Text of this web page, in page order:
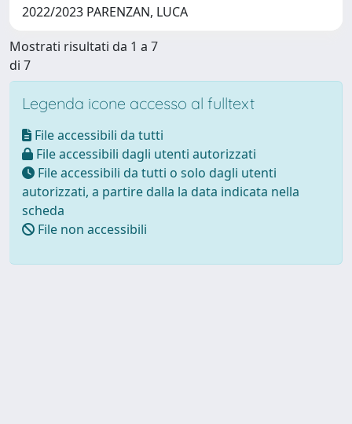
2022/2023 PARENZAN, LUCA
Mostrati risultati da 1 a 7
di 7
Legenda icone accesso al fulltext
File accessibili da tutti
File accessibili dagli utenti autorizzati
File accessibili da tutti o solo dagli utenti
autorizzati, a partire dalla la data indicata nella
scheda
File non accessibili